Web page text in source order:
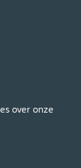
over onze